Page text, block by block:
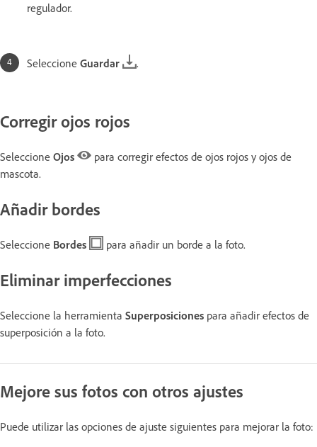
regulador.
Seleccione Guardar .
Corregir ojos rojos
Seleccione Ojos
para corregir efectos de ojos rojos y ojos de
mascota.
Añadir bordes
Seleccione Bordes para añadir un borde a la foto.
Eliminar imperfecciones
Seleccione la herramienta Superposiciones para añadir efectos de
superposición a la foto.
Mejore sus fotos con otros ajustes
Puede utilizar las opciones de ajuste siguientes para mejorar la foto: